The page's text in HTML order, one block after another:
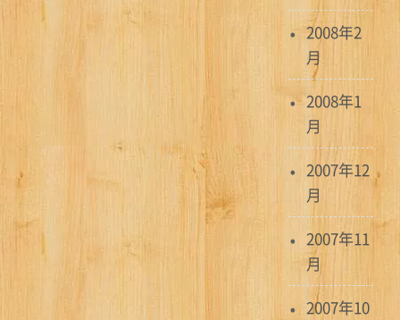
2008年2
月
2008年1
月
2007年12
月
2007年11
月
2007年10